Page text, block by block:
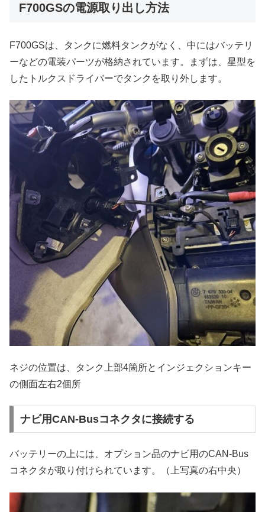
F700GSの電源取り出し方法
F700GSは、タンクに燃料タンクがなく、中にはバッテリ
ーなどの電装パーツが格納されています。まずは、星型を
したトルクスドライバーでタンクを取り外します。
ネジの位置は、タンク上部4箇所とインジェクションキー
の側面左右2個所
ナビ用CAN-Busコネクタに接続する
バッテリーの上には、オプション品のナビ用のCAN-Bus
コネクタが取り付けられています。（上写真の右中央）